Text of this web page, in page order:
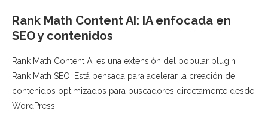
Rank Math Content AI: IA enfocada en
SEO y contenidos
Rank Math Content AI es una extensión del popular plugin
Rank Math SEO. Está pensada para acelerar la creación de
contenidos optimizados para buscadores directamente desde
WordPress.